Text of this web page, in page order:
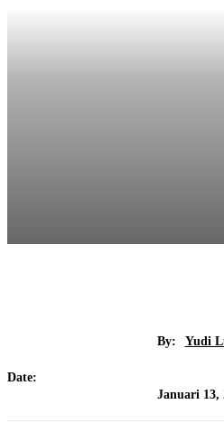
By: Yudi
Date:
Januari 13,